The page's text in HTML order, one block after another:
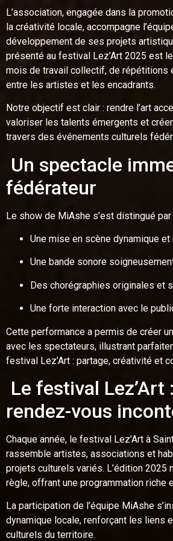
L’association, engagée dans la
la créativité locale, accompagne
développement de ses projets
présenté au festival Lez’Art 2025 est
mois de travail collectif, de répétitions
entre les artistes et les encadrants.
Notre objectif est clair : rendre l’art
valoriser les talents émergents et
travers des événements culturels
Un spectacle
fédérateur
Le show de MiAshe s’est distingué par
Une mise en scène dynamique et
Une bande sonore
Des chorégraphies originales et
Une forte interaction avec le
Cette performance a permis de créer
avec les spectateurs, illustrant
festival Lez’Art : partage, créativité et
Le festival Lez’Art
rendez-vous
Chaque année, le festival Lez’Art à
rassemble artistes, associations et
projets culturels variés. L’édition 2025
règle, offrant une programmation riche
La participation de l’équipe MiAshe
dynamique locale, renforçant les liens
culturels du territoire.